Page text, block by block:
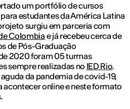
um portfólio de cursos
estudantes da América Latina
surgiu em parceria com
Colombia e já recebeu cerca de
de Pós-Graduação
2020 foram 05 turmas
sempre realizadas no IED Rio.
da pandemia de covid-19,
acontecer online e neste formato